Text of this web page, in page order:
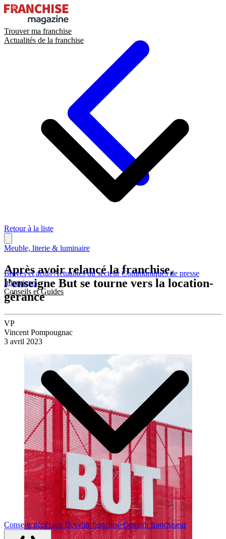
Trouver ma franchise
Actualités de la franchise
Brèves et actusActualités du secteurCommuniqués de presse
Interviews
Conseils et Guides
Conseils générauxDevenir franchiséDevenir franchiseur
Retour à la liste
Meuble, literie & luminaire
Après avoir relancé la franchise,
l’enseigne But se tourne vers la location-
gérance
VP
Vincent Pompougnac
3 avril 2023